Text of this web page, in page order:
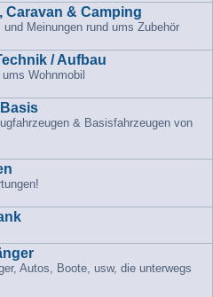
Caravan & Camping
Meinungen rund ums Zubehör
/ Aufbau
Wohnmobil
& Basisfahrzeugen von
Autos, Boote, usw, die unterwegs